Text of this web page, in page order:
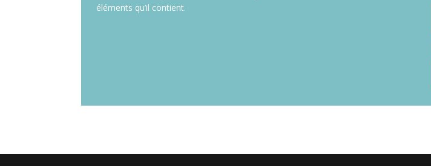
éléments qu’il contient.